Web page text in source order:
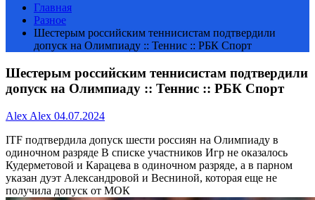
Главная
Разное
Шестерым российским теннисистам подтвердили
допуск на Олимпиаду :: Теннис :: РБК Спорт
Шестерым российским теннисистам подтвердили
допуск на Олимпиаду :: Теннис :: РБК Спорт
Alex Alex 04.07.2024
ITF подтвердила допуск шести россиян на Олимпиаду в
одиночном разряде В списке участников Игр не оказалось
Кудерметовой и Карацева в одиночном разряде, а в парном
указан дуэт Александровой и Весниной, которая еще не
получила допуск от МОК